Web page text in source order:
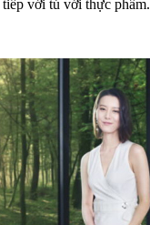
với tủ với thực phẩm.